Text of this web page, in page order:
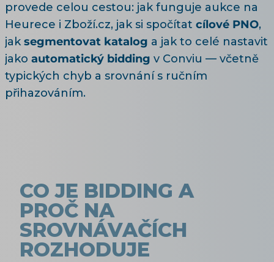
provede celou cestou: jak funguje aukce na
Heurece i Zboží.cz, jak si spočítat cílové PNO,
jaksegmentovat katalog a jak to celé nastavit
jako automatický bidding v Conviu — včetně
typických chyb a srovnání s ručním
přihazováním.
CO JE BIDDING A
PROČ NA
SROVNÁVAČÍCH
ROZHODUJE